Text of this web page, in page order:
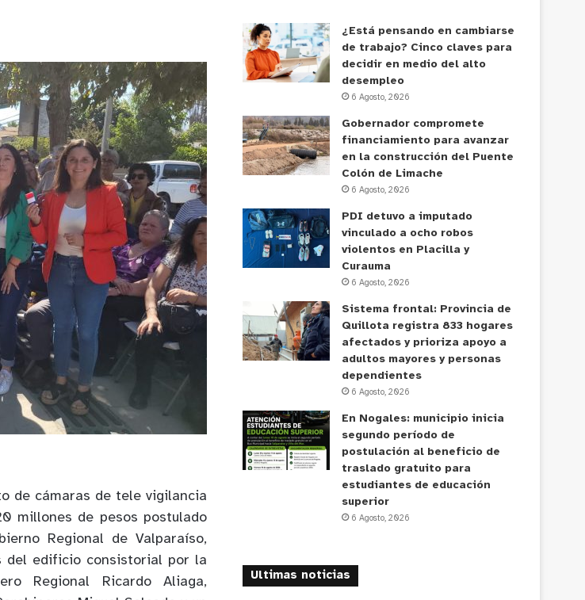
de cámaras de tele vigilancia
millones de pesos postulado
Regional de Valparaíso,
del edificio consistorial por la
Regional Ricardo Aliaga,
¿Está pensando en cambiarse
de trabajo? Cinco claves para
decidir en medio del alto
desempleo
6 Agosto, 2026
Gobernador compromete
financiamiento para avanzar
en la construcción del Puente
Colón de Limache
6 Agosto, 2026
PDI detuvo a imputado
vinculado a ocho robos
violentos en Placilla y
Curauma
6 Agosto, 2026
Sistema frontal: Provincia de
Quillota registra 833 hogares
afectados y prioriza apoyo a
adultos mayores y personas
dependientes
6 Agosto, 2026
En Nogales: municipio inicia
segundo período de
postulación al beneficio de
traslado gratuito para
estudiantes de educación
superior
6 Agosto, 2026
Ultimas noticias